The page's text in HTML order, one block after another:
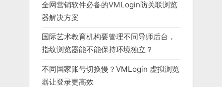
全网营销软件必备的VMLogin防关联浏览
器解决方案
国际艺术教育机构要管理不同导师后台，
指纹浏览器能不能保持环境独立？
不同国家账号切换慢？VMLogin 虚拟浏览
器让登录更高效